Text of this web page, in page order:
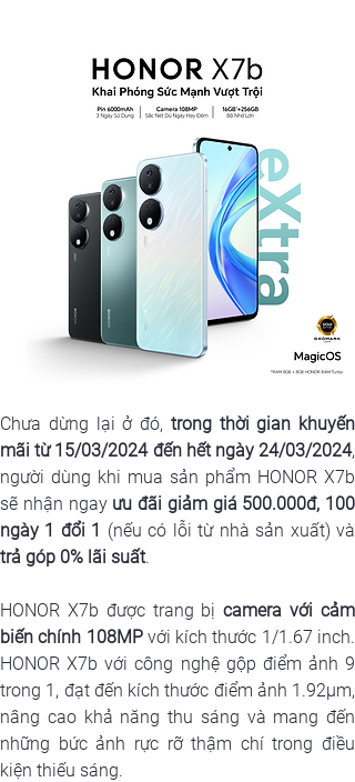
Chưa dừng lại ở đó, trong thời gian khuyến
mãi từ 15/03/2024 đến hết ngày 24/03/2024,
người dùng khi mua sản phẩm HONOR X7b
sẽ nhận ngay ưu đãi giảm giá 500.000đ, 100
ngày 1 đổi 1
trả góp 0% lãi suất.
HONOR X7b được trang bị camera với cảm
biến chính 108MP với kích thước 1/1.67 inch.
HONOR X7b với công nghệ gộp điểm ảnh 9
trong 1, đạt đến kích thước điểm ảnh 1.92µm,
nâng cao khả năng thu sáng và mang đến
những bức ảnh rực rỡ thậm chí trong điều
kiện thiếu sáng.